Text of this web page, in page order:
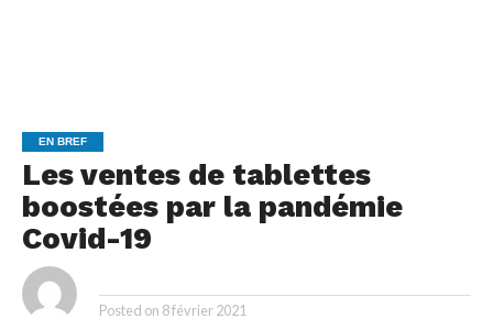
EN BREF
Les ventes de tablettes
boostées par la pandémie
Covid-19
Posted on 8 février 2021